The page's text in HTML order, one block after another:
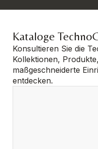
Kataloge
Konsultieren Sie die
Kollektionen,
maßgeschneiderte
entdecken.